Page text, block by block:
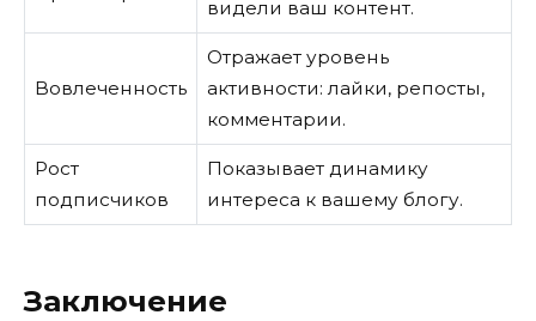
видели ваш контент.
Вовлеченность
Отражает уровень
активности: лайки, репосты,
комментарии.
Рост
подписчиков
Показывает динамику
интереса к вашему блогу.
Заключение